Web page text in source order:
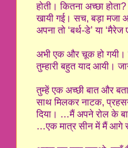
होती। कितना अच्छा
खायी गई। सच, बड़ा मजा
अपना तो ‘बर्थ-डे’ या
अभी एक और चूक हो गयी।
तुम्हारी बहुत याद आयी।
तुम्हें एक अच्छी बात और
साथ मिलकर नाटक,
दिया। …मैं अपने रोल के
…एक मात्र सीन में मैं आगे से